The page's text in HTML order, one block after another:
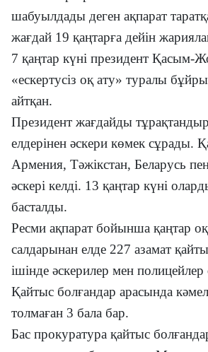
шабуылдады деген ақпарат
жағдай 19 қаңтарға дейін
7 қаңтар күні президент Қасым-
«ескертусіз оқ ату» туралы
айтқан.
Президент жағдайды
елдерінен әскери көмек сұрады.
Армения, Тәжікстан, Беларусь
әскері келді. 13 қаңтар күні
басталды.
Ресми ақпарат бойынша қаңтар
салдарынан елде 227 азамат
ішінде әскерилер мен
Қайтыс болғандар арасында
толмаған 3 бала бар.
Бас прокуратура қайтыс